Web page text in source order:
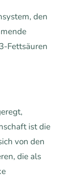
den
Fettsäuren
ist die
von den
die als